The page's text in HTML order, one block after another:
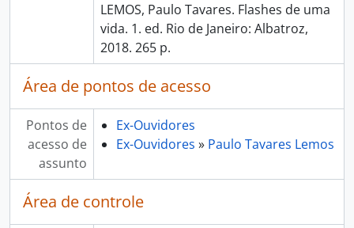
LEMOS, Paulo Tavares. Flashes de uma
vida. 1. ed. Rio de Janeiro: Albatroz,
2018. 265 p.
Área de pontos de acesso
Pontos de
acesso de
assunto
Ex-Ouvidores
Ex-Ouvidores » Paulo Tavares Lemos
Área de controle